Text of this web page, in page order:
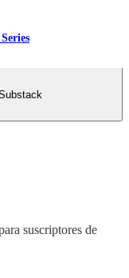
suscriptores de